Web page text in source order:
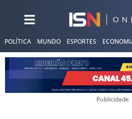
POLÍTICA MUNDO ESPORTES
Publicidade